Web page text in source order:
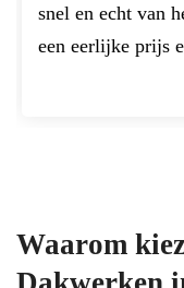
snel en echt van
een eerlijke prijs
Waarom